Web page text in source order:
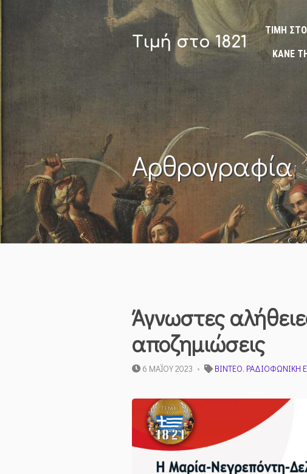
Τιμή στο 1821
ΤΙΜΉ ΣΤΟ
ΚΆΝΕ
Αρθρογραφία
Άγνωστες
αποζημιώσεις
6 ΜΑΪ́ΟΥ 2023 ΒΊΝΤΕΟ, ΡΑΔΙΟΦΩΝΙΚΉ